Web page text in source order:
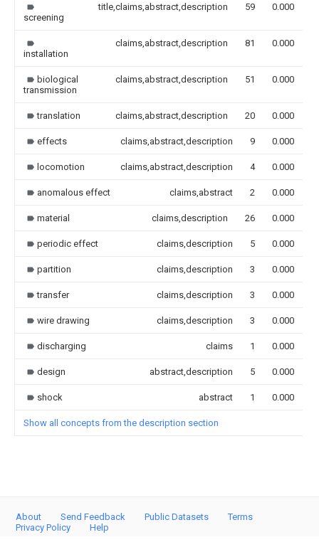
screening
title,claims,abstract,description 59 0.000
installation
claims,abstract,description 81 0.000
biological
transmission
claims,abstract,description 51 0.000
translation claims,abstract,description 20 0.000
effects claims,abstract,description 9 0.000
locomotion claims,abstract,description 4 0.000
anomalous effect claims,abstract 2 0.000
material claims,description 26 0.000
periodic effect claims,description 5 0.000
partition claims,description 3 0.000
transfer claims,description 3 0.000
wire drawing claims,description 3 0.000
discharging claims 1 0.000
design abstract,description 5 0.000
shock abstract 1 0.000
Show all concepts from the description section
About Send Feedback Public Datasets
Terms
Privacy Policy
Help